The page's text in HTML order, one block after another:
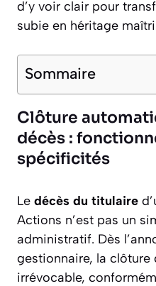
d’y voir clair pour
subie en héritage
Sommaire
Clôture
décès :
spécificités
Le décès du titulaire
Actions n’est pas un
administratif. Dès
gestionnaire, la clôture
irrévocable,